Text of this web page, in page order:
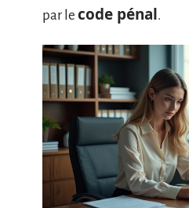
par le code pénal.